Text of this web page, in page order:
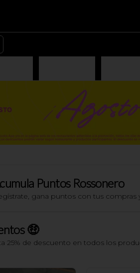
Puntos Rossonero
gana puntos con tus
🤑
25% de descuento en todos los